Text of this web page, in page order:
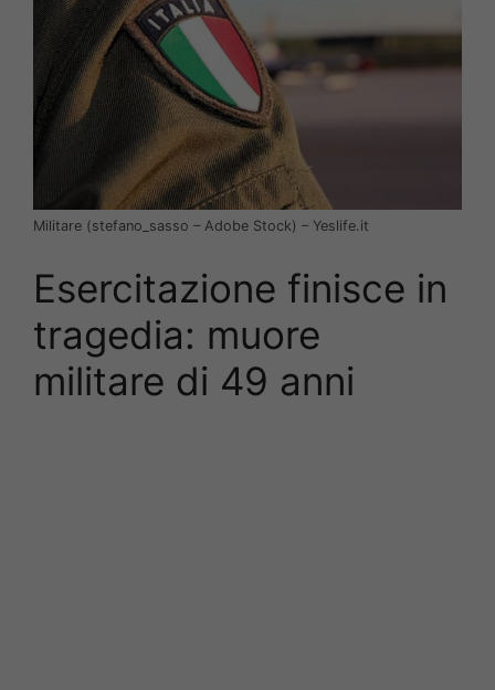
Militare (stefano_sasso – Adobe Stock) – Yeslife.it
Esercitazione finisce in
tragedia: muore
militare di 49 anni